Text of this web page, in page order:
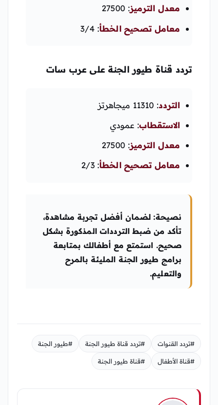
معدل الترميز: 27500
معامل تصحيح الخطأ: 3/4
تردد قناة طيور الجنة على عرب سات
التردد: 11310 ميجاهرتز
الاستقطاب: عمودي
معدل الترميز: 27500
معامل تصحيح الخطأ: 2/3
نصيحة: لضمان أفضل تجربة مشاهدة،
تأكد من ضبط الترددات المذكورة بشكل
صحيح. استمتع مع أطفالك بمتابعة
برامج طيور الجنة المليئة بالمرح
والتعليم.
#تردد القنوات #تردد قناة طيور الجنة #طيور الجنة
#قناة الأطفال #قناة طيور الجنة